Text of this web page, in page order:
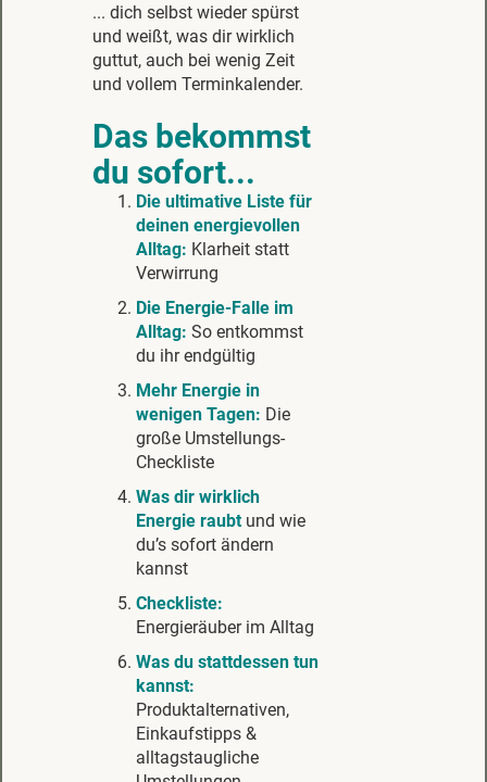
... dich selbst wieder spürst
und weißt, was dir wirklich
guttut, auch bei wenig Zeit
und vollem Terminkalender.
Das bekommst
du sofort...
Die ultimative Liste für
deinen energievollen
Alltag: Klarheit statt
Verwirrung
Die Energie-Falle im
Alltag: So entkommst
du ihr endgültig
Mehr Energie in
wenigen Tagen: Die
große Umstellungs-
Checkliste
Was dir wirklich
Energie raubtund wie
du’s sofort ändern
kannst
Checkliste:
Energieräuber im Alltag
Was du stattdessen tun
kannst:
Produktalternativen,
Einkaufstipps &
alltagstaugliche